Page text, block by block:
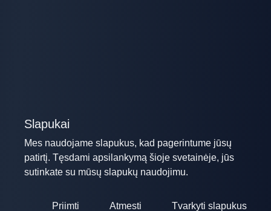
Slapukai
Mes naudojame slapukus, kad pagerintume jūsų
patirtį. Tęsdami apsilankymą šioje svetainėje, jūs
sutinkate su mūsų slapukų naudojimu.
Priimti Atmesti Tvarkyti slapukus